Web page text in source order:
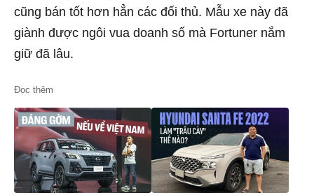
cũng bán tốt hơn hẳn các đối thủ. Mẫu xe này đã
giành được ngôi vua doanh số mà Fortuner nắm
giữ đã lâu.
Đọc thêm